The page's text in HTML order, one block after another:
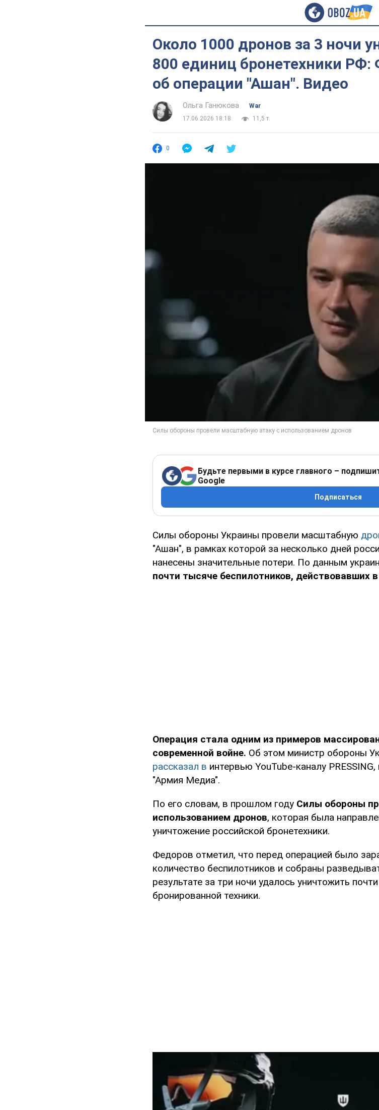
Около 1000 дронов за 3 ночи
800 единиц бронетехники РФ:
об операции "Ашан". Видео
Ольга Ганюкова
War
17.06.2026 18:18
11,5 т.
0
Будьте первыми в курсе главного –
Google
Подписаться
Силы обороны Украины провели масштабную
"Ашан", в рамках которой за несколько дней
нанесены значительные потери. По данным
почти тысяче беспилотников, действовавших в
Операция стала одним из примеров
современной войне. Об этом министр обороны
рассказал в интервью YouTube-каналу
"Армия Медиа".
По его словам, в прошлом году Силы обороны
использованием дронов, которая была
уничтожение российской бронетехники.
Федоров отметил, что перед операцией было
количество беспилотников и собраны
результате за три ночи удалось уничтожить
бронированной техники.